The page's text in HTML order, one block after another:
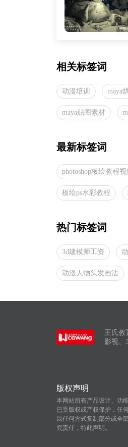
相关标签词
动漫培训 maya
maya贴图素材
最新标签词
photoshop板绘教程视
板绘ps水彩教程
热门标签词
3d建模师工资
动漫人物头发画法
王氏教
影视、
版权声明
本网站所有产品设计、功
已受版权或产权保护，任
以任何方式复制部分或全
究责任，特此声明。